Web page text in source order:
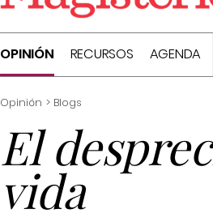
OPINIÓN RECURSOS AGENDA
Opinión Blogs
El
vida